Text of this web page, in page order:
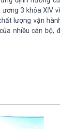
lịch
lịch
ương 3 khóa XIV
lượng vận
nhiều cán bộ,